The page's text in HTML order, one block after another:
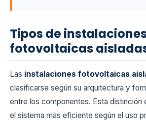
Tipos de
fotovoltaicas
Las instalaciones fotovoltaicas
clasificarse según su arquitectura y
entre los componentes. Esta distinción
el sistema más eficiente según el uso